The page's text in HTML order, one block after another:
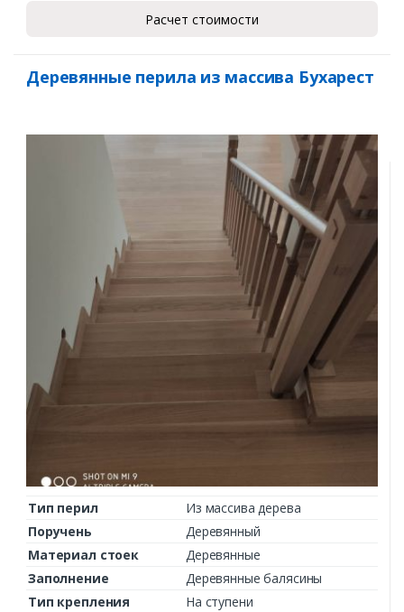
Расчет стоимости
Деревянные перила из массива Бухарест
Тип перил
Из массива дерева
Поручень
Деревянный
Материал стоек
Деревянные
Заполнение
Деревянные балясины
Тип крепления
На ступени